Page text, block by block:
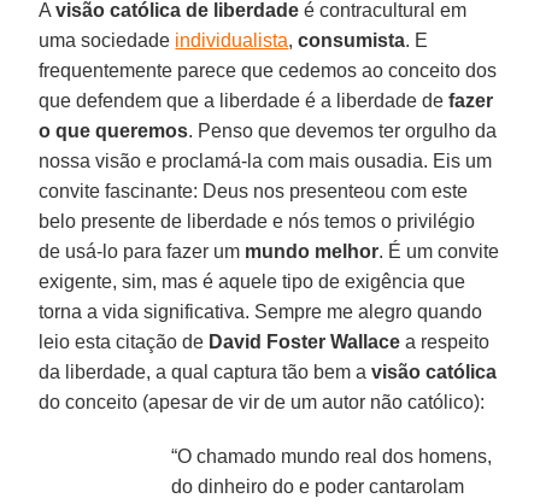
Avisão católica de liberdade é contracultural em
uma sociedade individualista,consumista. E
frequentemente parece que cedemos ao conceito dos
que defendem que a liberdade é a liberdade defazer
o que queremos. Penso que devemos ter orgulho da
nossa visão e proclamá-la com mais ousadia. Eis um
convite fascinante: Deus nos presenteou com este
belo presente de liberdade e nós temos o privilégio
de usá-lo para fazer um mundo melhor. É um convite
exigente, sim, mas é aquele tipo de exigência que
torna a vida significativa. Sempre me alegro quando
leio esta citação de David Foster Wallace a respeito
da liberdade, a qual captura tão bem avisão católica
do conceito (apesar de vir de um autor não católico):
“O chamado mundo real dos homens,
do dinheiro do e poder cantarolam